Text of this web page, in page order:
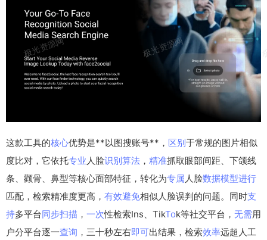
这款工具的核心优势是**以图搜账号**， 区别 于常规的图片相似
度比对，它依托专业人脸识别 算法 ， 精准抓取眼部间距、下颌线
条、颧骨、鼻型等核心面部特征，转化为专属人脸数据模型进行
匹配，检索精准度更高， 有效避免相似人脸误判的问题。同时支
持多平台同步扫描 ， 一次性检索Ins、TikTok等社交平台， 无需用
户分平台逐一查询 ，三十秒左右即可出结果，检索效率远超人工